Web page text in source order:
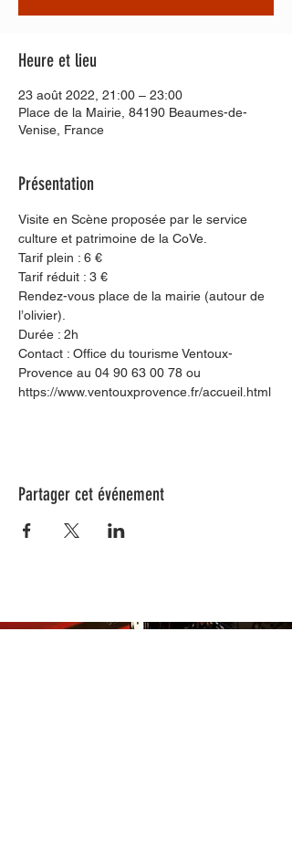
Heure et lieu
23 août 2022, 21:00 – 23:00
Place de la Mairie, 84190 Beaumes-de-
Venise, France
Présentation
Visite en Scène proposée par le service
culture et patrimoine de la CoVe.
Tarif plein : 6 €
Tarif réduit : 3 €
Rendez-vous place de la mairie (autour de
l’olivier).
Durée : 2h
Contact : Office du tourisme Ventoux-
Provence au 04 90 63 00 78 ou
https://www.ventouxprovence.fr/accueil.html
Partager cet événement